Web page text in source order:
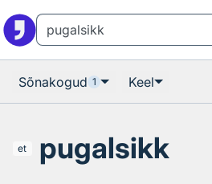
Sõnakogud 1 Keel
et pugalsikk